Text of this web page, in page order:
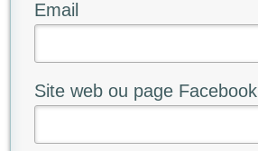
Email
Site web ou page Facebook